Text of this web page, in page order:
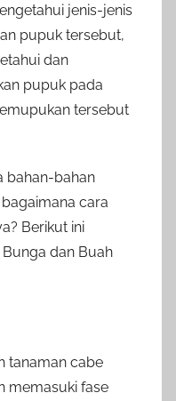
jenis-jenis
pupuk tersebut,
dan
pupuk pada
tersebut
bahan-bahan
cara
Berikut ini
dan Buah
tanaman cabe
memasuki fase